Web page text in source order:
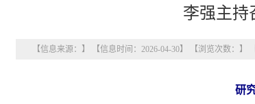
李强主持
【信息来源：】 【信息时间：2026-04-30】 【浏览次数： 】
研